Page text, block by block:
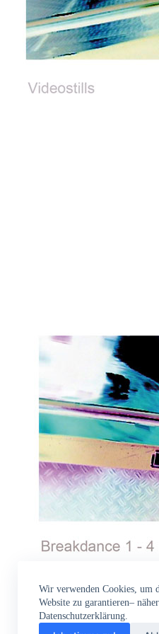
Wir verwenden Cookies, um
Website zu garantieren–
Datenschutzerklärung.